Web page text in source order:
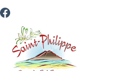
au
au
à
recherche
au